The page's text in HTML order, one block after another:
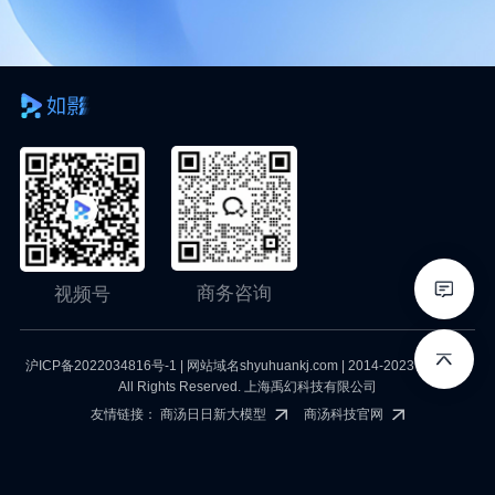
视频号 商务咨询
沪ICP备2022034816号-1 | 网站域名shyuhuankj.com | 2014-2023 YuHuan.
All Rights Reserved. 上海禹幻科技有限公司
友情链接：商汤日日新大模型 商汤科技官网